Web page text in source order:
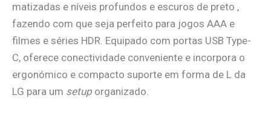
matizadas e níveis profundos e escuros de preto ,
fazendo com que seja perfeito para jogos AAA e
filmes e séries HDR. Equipado com portas USB Type-
C, oferece conectividade conveniente e incorpora o
ergonómico e compacto suporte em forma de L da
LG para um setup organizado.